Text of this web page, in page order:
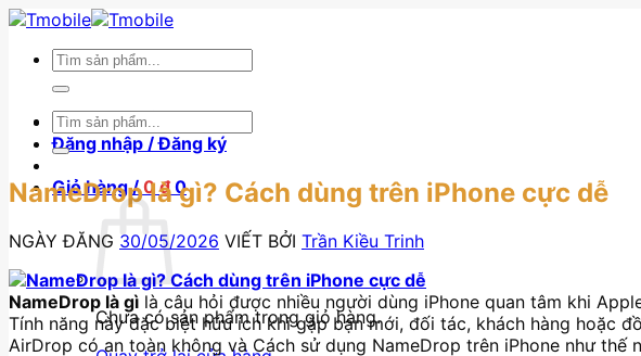
Skip
contentTìm
BẢNG GIÁ SỈ
Đăng nhập / Đăng ký
Giỏ hàng /0₫ 0
Chưa có sản phẩm trong giỏ hàng.
Tìm
kiếm:
NameDrop là gì? Cách dùng trên iPhone cực dễ
NGÀY ĐĂNG 30/05/2026 VIẾT BỞI Trần Kiều Trinh
NameDrop là gì là câu hỏi được nhiều người dùng iPhone quan tâm khi
Tính năng này đặc biệt hữu ích khi gặp bạn mới, đối tác, khách hàng hoặc
AirDrop có an toàn không và Cách sử dụng NameDrop trên iPhone như